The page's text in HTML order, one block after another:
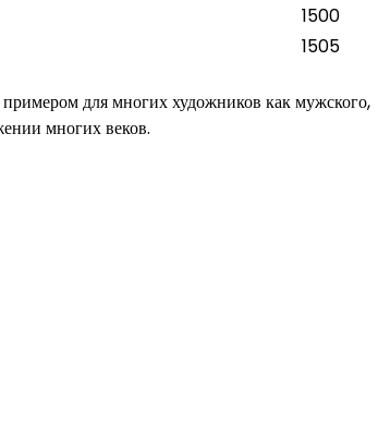
1500
1505
для многих художников как мужского,
многих веков.